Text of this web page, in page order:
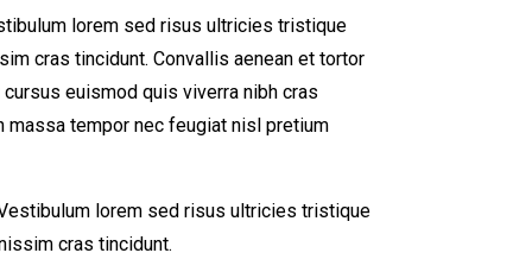
lorem sed risus ultricies tristique
cras tincidunt. Convallis aenean et tortor
euismod quis viverra nibh cras
tempor nec feugiat nisl pretium
lorem sed risus ultricies tristique
cras tincidunt.